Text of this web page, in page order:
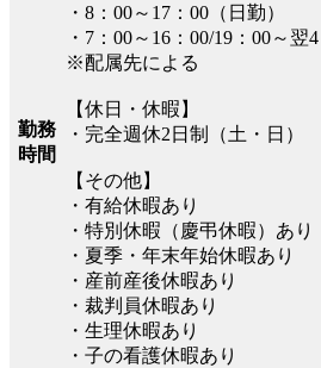
勤務
時間
・8：00～17：00（日勤）
・7：00～16：00/19：00～翌
※配属先による
【休日・休暇】
・完全週休2日制（土・日）
【その他】
・有給休暇あり
・特別休暇（慶弔休暇）あり
・夏季・年末年始休暇あり
・産前産後休暇あり
・裁判員休暇あり
・生理休暇あり
・子の看護休暇あり